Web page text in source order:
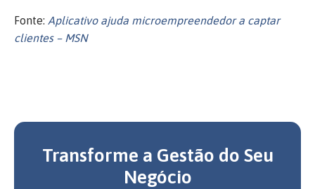
Fonte: Aplicativo ajuda microempreendedor a captar
clientes – MSN
Transforme a Gestão do Seu
Negócio